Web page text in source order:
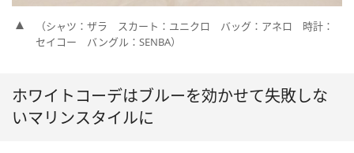
（シャツ：ザラ スカート：ユニクロ バッグ：アネロ 時計：
セイコー バングル：SENBA）
ホワイトコーデはブルーを効かせて失敗しな
いマリンスタイルに